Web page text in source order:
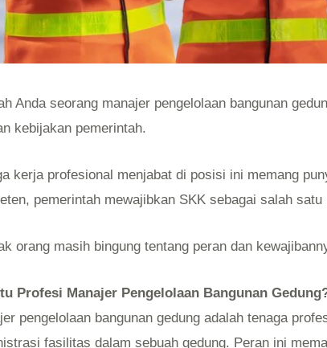
Anda seorang manajer pengelolaan bangunan
kebijakan pemerintah.
kerja profesional menjabat di posisi ini memang
pemerintah mewajibkan SKK sebagai salah
orang masih bingung tentang peran dan
Profesi Manajer Pengelolaan Bangunan
pengelolaan bangunan gedung adalah tenaga
fasilitas dalam sebuah gedung. Peran ini